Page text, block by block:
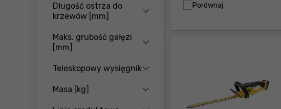
Długość ostrza do
krzewów [mm]
Maks. grubość gałęzi
[mm]
Teleskopowy wysięgnik
Masa [kg]
Porównaj